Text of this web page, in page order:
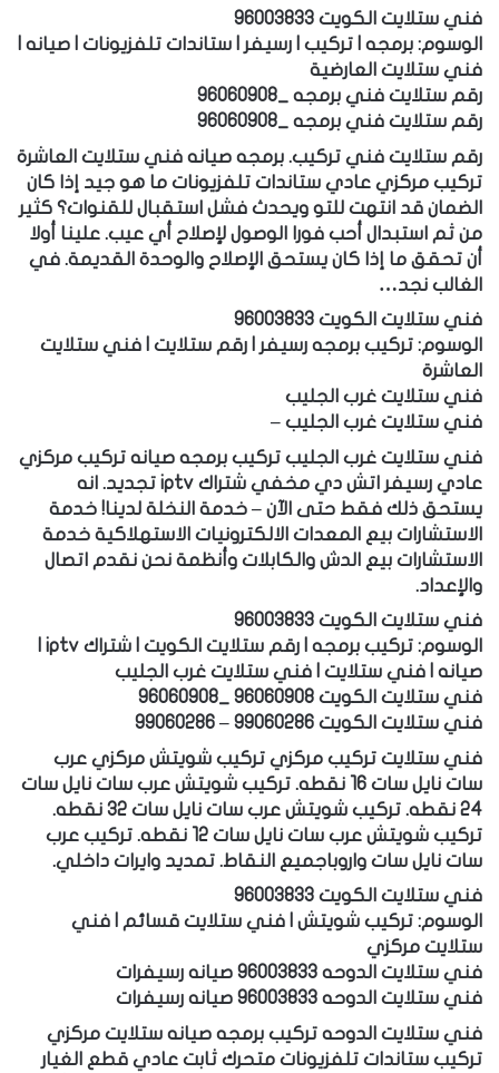
فني ستلايت الكويت 96003833
الوسوم: برمجه | تركيب | رسيفر | ستاندات تلفزيونات | صيانه |
فني ستلايت العارضية
رقم ستلايت فني برمجه _96060908
رقم ستلايت فني برمجه _96060908
رقم ستلايت فني تركيب. برمجه صيانه فني ستلايت العاشرة
تركيب مركزي عادي ستاندات تلفزيونات ما هو جيد إذا كان
الضمان قد انتهت للتو ويحدث فشل استقبال للقنوات؟ كثير
من ثم استبدال أحب فورا الوصول لإصلاح أي عيب. علينا أولا
أن تحقق ما إذا كان يستحق الإصلاح والوحدة القديمة. في
الغالب نجد…
فني ستلايت الكويت 96003833
الوسوم: تركيب برمجه رسيفر | رقم ستلايت | فني ستلايت
العاشرة
فني ستلايت غرب الجليب
فني ستلايت غرب الجليب –
فني ستلايت غرب الجليب تركيب برمجه صيانه تركيب مركزي
عادي رسيفر اتش دي مخفي شتراك iptv تجديد. انه
يستحق ذلك فقط حتى الآن – خدمة النخلة لدينا! خدمة
الاستشارات بيع المعدات الالكترونيات الاستهلاكية خدمة
الاستشارات بيع الدش والكابلات وأنظمة نحن نقدم اتصال
والإعداد.
فني ستلايت الكويت 96003833
صيانه | فني ستلايت | فني ستلايت غرب الجليب
فني ستلايت الكويت 96060908 _96060908
فني ستلايت الكويت 99060286 – 99060286
فني ستلايت تركيب مركزي تركيب شويتش مركزي عرب
سات نايل سات 16 نقطه. تركيب شويتش عرب سات نايل سات
24 نقطه. تركيب شويتش عرب سات نايل سات 32 نقطه.
تركيب شويتش عرب سات نايل سات 12 نقطه. تركيب عرب
سات نايل سات واروباجميع النقاط. تمديد وايرات داخلي.
فني ستلايت الكويت 96003833
الوسوم: تركيب شويتش | فني ستلايت قسائم | فني
ستلايت مركزي
فني ستلايت الدوحه 96003833 صيانه رسيفرات
فني ستلايت الدوحه 96003833 صيانه رسيفرات
فني ستلايت الدوحه تركيب برمجه صيانه ستلايت مركزي
تركيب ستاندات تلفزيونات متحرك ثابت عادي قطع الغيار